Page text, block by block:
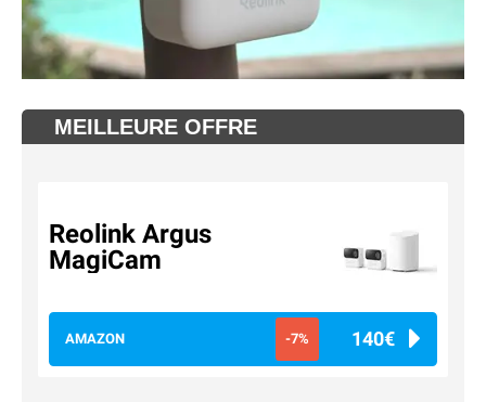
MEILLEURE OFFRE
Reolink Argus
MagiCam
AMAZON -7% 140€